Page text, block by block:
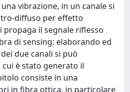
vibrazione, in un canale si
diffuso per effetto
propaga il segnale riflesso
di sensing: elaborando ed
due canali si può
è stato generato il
consiste in una
in fibra ottica, in particolare